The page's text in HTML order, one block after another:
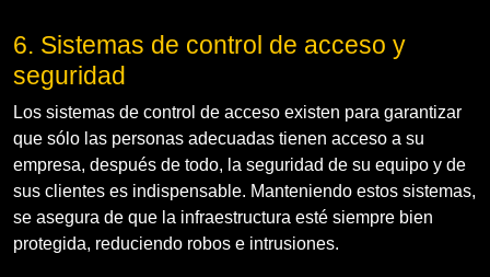
6. Sistemas de control de acceso y
seguridad
Los sistemas de control de acceso existen para garantizar
que sólo las personas adecuadas tienen acceso a su
empresa, después de todo, la seguridad de su equipo y de
sus clientes es indispensable. Manteniendo estos sistemas,
se asegura de que la infraestructura esté siempre bien
protegida, reduciendo robos e intrusiones.